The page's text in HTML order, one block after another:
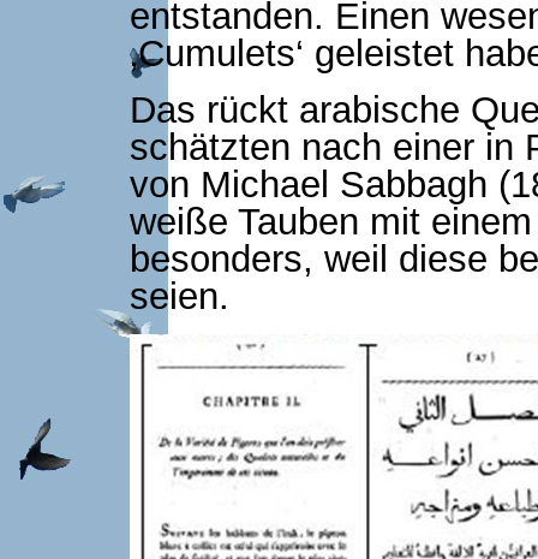
entstanden. Einen
‚Cumulets‘ geleistet
Das rückt arabische
schätzten nach einer in
von Michael Sabbagh
weiße Tauben mit
besonders, weil diese
seien.